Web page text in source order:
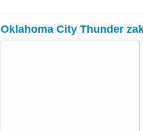
Oklahoma City Thunder